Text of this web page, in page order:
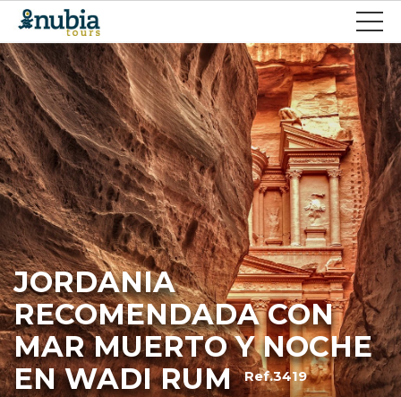
JORDANIA
RECOMENDADA CON
MAR MUERTO Y NOCHE
EN WADI RUM Ref.3419